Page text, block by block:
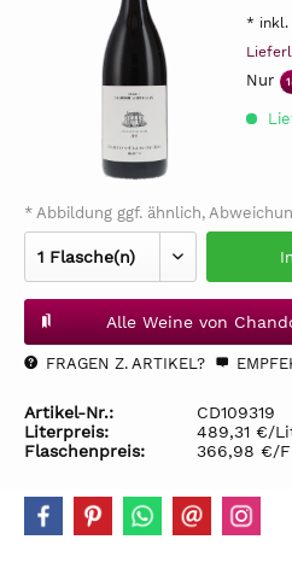
* inkl.
Nur
* Abbildung ggf. ähnlich,
Alle Weine von
FRAGEN Z. ARTIKEL?
Artikel-Nr.:
CD109319
Literpreis:
489,31 €/
Flaschenpreis:
366,98 €/